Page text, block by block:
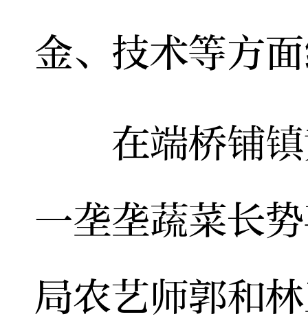
金、技术等方
在端桥铺镇
一垄垄蔬菜长
局农艺师郭和